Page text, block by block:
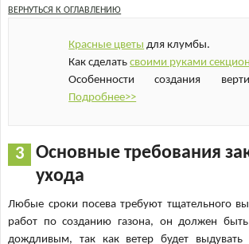
ВЕРНУТЬСЯ К ОГЛАВЛЕНИЮ
Красные цветы для клумбы.
Как сделатьсвоими руками
Особенности создания
Подробнее>>
Основные требования
ухода
Любые сроки посева требуют тщательного
работ по созданию газона, он должен
дождливым, так как ветер будет